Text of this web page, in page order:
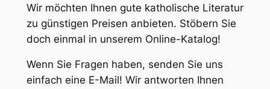
Wir möchten Ihnen gute katholische Literatur
zu günstigen Preisen anbieten. Stöbern Sie
doch einmal in unserem Online-Katalog!
Wenn Sie Fragen haben, senden Sie uns
einfach eine E-Mail! Wir antworten Ihnen